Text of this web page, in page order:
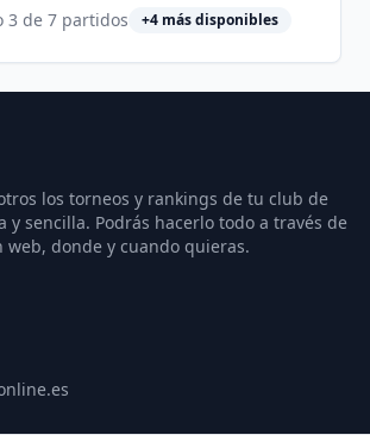
3 de 7partidos +4más disponibles
los torneos y rankings de tu club de
y sencilla. Podrás hacerlo todo a través de
web, donde y cuando quieras.